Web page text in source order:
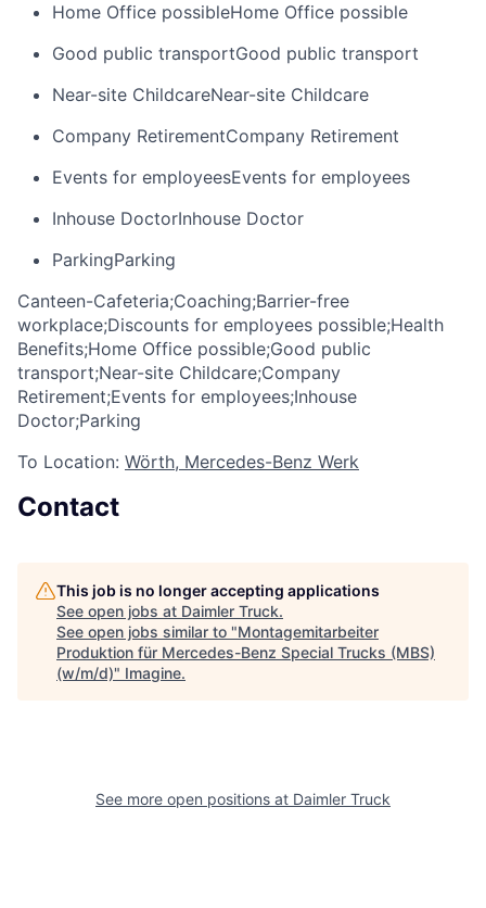
Home Office possibleHome Office possible
Good public transportGood public transport
Near-site ChildcareNear-site Childcare
Company RetirementCompany Retirement
Events for employeesEvents for employees
Inhouse DoctorInhouse Doctor
ParkingParking
Canteen-Cafeteria;Coaching;Barrier-free
workplace;Discounts for employees possible;Health
Benefits;Home Office possible;Good public
transport;Near-site Childcare;Company
Retirement;Events for employees;Inhouse
Doctor;Parking
To Location: Wörth, Mercedes-Benz Werk
Contact
This job is no longer accepting applications
See open jobs at Daimler Truck.
See open jobs similar to "Montagemitarbeiter
Produktion für Mercedes-Benz Special Trucks (MBS)
(w/m/d)" Imagine.
See more open positions at Daimler Truck